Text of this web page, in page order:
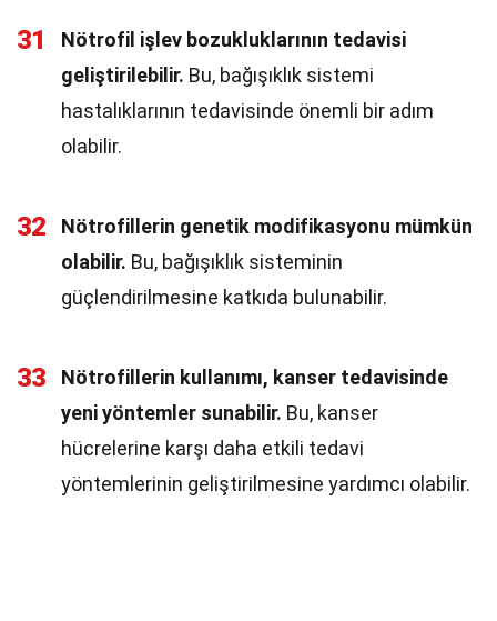
31
Nötrofil işlev bozukluklarının tedavisi
geliştirilebilir. Bu, bağışıklık sistemi
hastalıklarının tedavisinde önemli bir adım
olabilir.
32
Nötrofillerin genetik modifikasyonu mümkün
olabilir. Bu, bağışıklık sisteminin
güçlendirilmesine katkıda bulunabilir.
33
Nötrofillerin kullanımı, kanser tedavisinde
yeni yöntemler sunabilir. Bu, kanser
hücrelerine karşı daha etkili tedavi
yöntemlerinin geliştirilmesine yardımcı olabilir.